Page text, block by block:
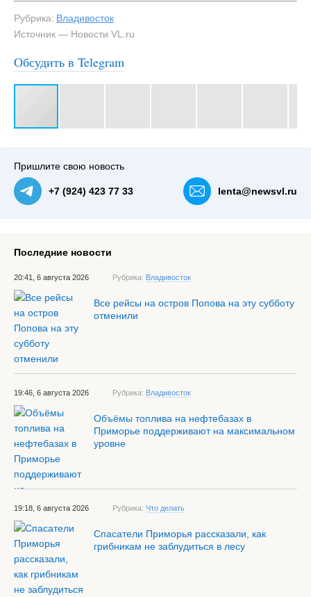
Рубрика: Владивосток
Источник — Новости VL.ru
Обсудить в Telegram
Пришлите свою новость
+7 (924) 423 77 33 lenta@newsvl.ru
Последние новости
20:41, 6 августа 2026 Рубрика: Владивосток
Все рейсы на остров Попова на эту субботу
отменили
19:46, 6 августа 2026 Рубрика: Владивосток
Объёмы топлива на нефтебазах в
Приморье поддерживают на максимальном
уровне
19:18, 6 августа 2026 Рубрика: Что делать
Спасатели Приморья рассказали, как
грибникам не заблудиться в лесу